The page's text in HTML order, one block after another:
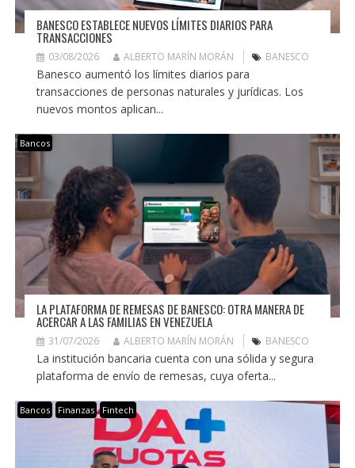
BANESCO ESTABLECE NUEVOS LÍMITES DIARIOS PARA
TRANSACCIONES
03/08/2026 ALBERTO MARÍN MORÁN BANESCO
Banesco aumentó los límites diarios para
transacciones de personas naturales y jurídicas. Los
nuevos montos aplican...
Bancos
LA PLATAFORMA DE REMESAS DE BANESCO: OTRA MANERA DE
ACERCAR A LAS FAMILIAS EN VENEZUELA
31/07/2026 ALBERTO MARÍN MORÁN BANESCO
La institución bancaria cuenta con una sólida y segura
plataforma de envío de remesas, cuya oferta...
Bancos Finanzas Fintech